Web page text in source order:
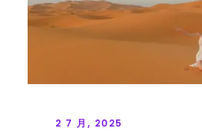
2 7 月, 2025